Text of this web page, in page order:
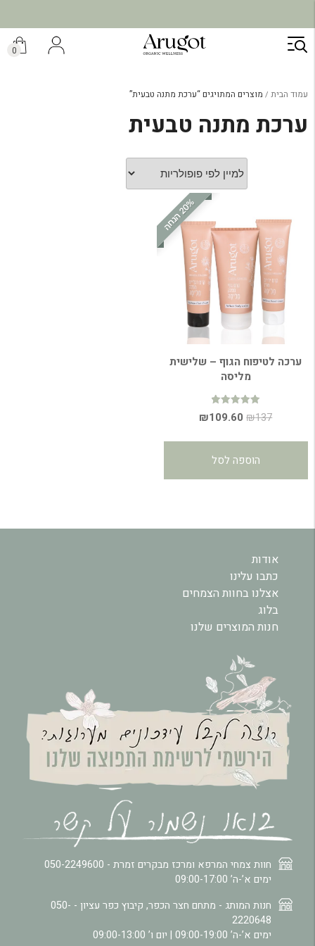
דילוג
לתוכן
0
עמוד הבית מוצרים המתויגים “ערכת מתנה טבעית”
ערכת מתנה טבעית
2
0
%
ה
נ
ח
ה
ערכה לטיפוח הגוף – שלישית
מליסה
דורג
5.00 ₪137
המחיר
₪137.
₪109.60
המחיר
הוספה לסל
חוות צמחי המרפא ומרכז מבקרים זמרת - 050-2249600
ימים א’-ה’ 09:00-17:00
חנות המותג - מתחם חצר הכפר, קיבוץ כפר עציון - 050-
2220648
ימים א’-ה’ 09:00-19:00 | יום ו’ 09:00-13:00
אודות
כתבו עלינו
אצלנו בחוות הצמחים
בלוג
חנות המוצרים שלנו